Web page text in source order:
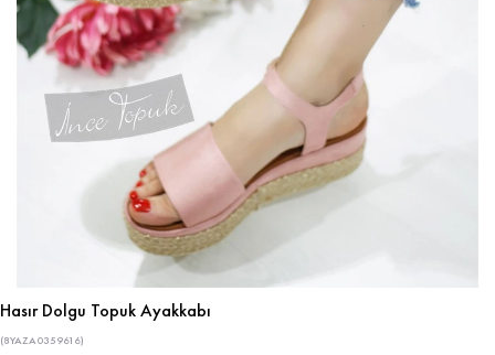
Hasır Dolgu Topuk Ayakkabı
(8YAZA0359616)